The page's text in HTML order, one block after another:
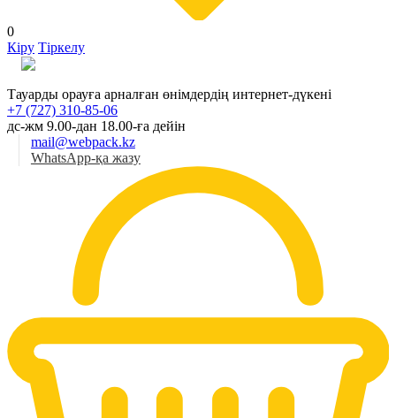
0
Кіру Тіркелу
Тауарды орауға арналған өнімдердің интернет-дүкені
+7 (727) 310-85-06
дс-жм 9.00-дан 18.00-ға дейін
mail@webpack.kz
WhatsApp-қа жазу